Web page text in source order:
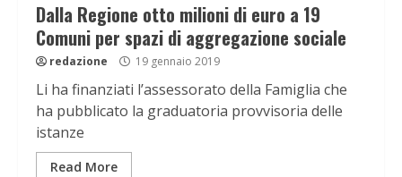
Dalla Regione otto milioni di euro a 19
Comuni per spazi di aggregazione sociale
redazione 19 gennaio 2019
Li ha finanziati l’assessorato della Famiglia che
ha pubblicato la graduatoria provvisoria delle
istanze
Read More